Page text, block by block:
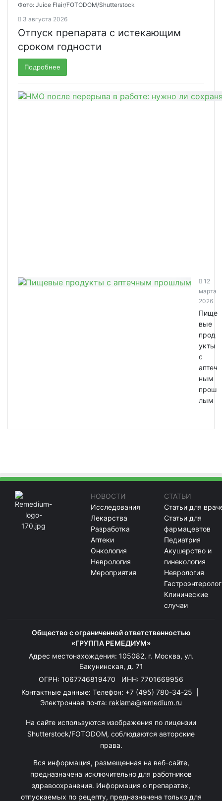
Фото: Juice Flair/FOTODOM/Shutterstoсk
3 августа 2026
Отпуск препарата с истекающим
сроком годности
Подробнее
12
марта
2026
Пище
вые
прод
укты
с
аптеч
ным
прош
лым
НОВОСТИ
Исследования
Лекарства
Разработка
Аптеки
Онкология
Неврология
Мероприятия
СТАТЬИ
Статьи для
Статьи для
фармацевтов
Педиатрия
Акушерство и
гинекология
Неврология
Клинические
случаи
Общество с ограниченной ответственностью
«ГРУППА РЕМЕДИУМ»
Адрес местонахождения: 105082, г. Москва, ул.
Бакунинская, д. 71
ОГРН: 1067746819470 ИНН: 7701669956
Контактные данные: Телефон: +7 (495) 780-34-25
Электронная почта: reklama@remedium.ru
На сайте используются изображения по лицензии
Shutterstock/FOTODOM, соблюдаются авторские
права.
Вся информация, размещенная на веб-сайте,
предназначена исключительно для работников
здравоохранения. Информация о препаратах,
отпускаемых по рецепту, предназначена только для